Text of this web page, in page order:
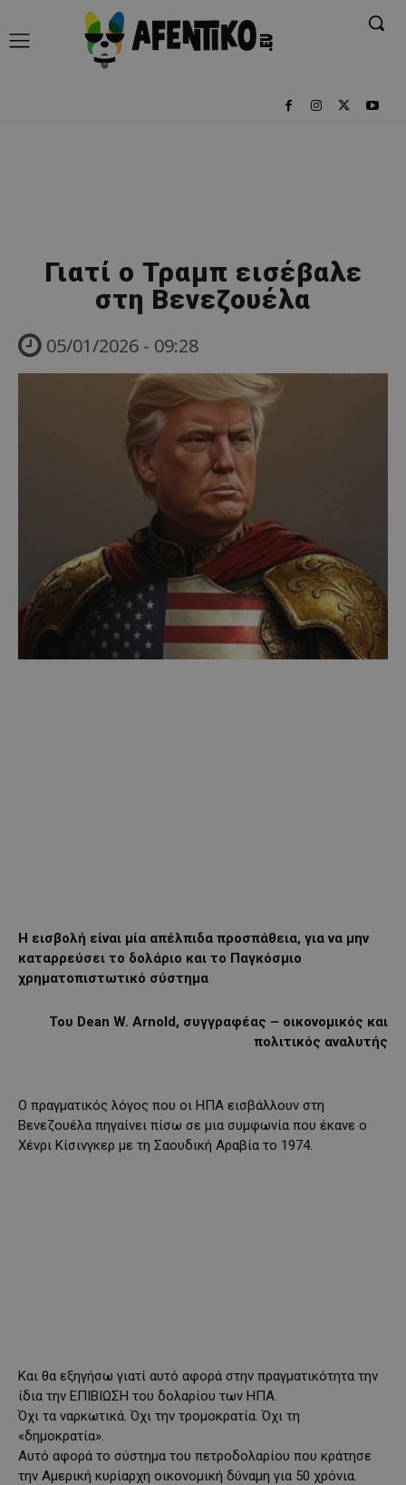
Γιατί ο Τραμπ εισέβαλε
στη Βενεζουέλα
05/01/2026 - 09:28
Η εισβολή είναι μία απέλπιδα προσπάθεια, για να μην
καταρρεύσει το δολάριο και το Παγκόσμιο
χρηματοπιστωτικό σύστημα
Του Dean W. Arnold, συγγραφέας – οικονομικός και
πολιτικός αναλυτής
Ο πραγματικός λόγος που οι ΗΠΑ εισβάλλουν στη
Βενεζουέλα πηγαίνει πίσω σε μια συμφωνία που έκανε ο
Χένρι Κίσινγκερ με τη Σαουδική Αραβία το 1974.
Και θα εξηγήσω γιατί αυτό αφορά στην πραγματικότητα την
ίδια την ΕΠΙΒΙΩΣΗ του δολαρίου των ΗΠΑ.
Όχι τα ναρκωτικά. Όχι την τρομοκρατία. Όχι τη
«δημοκρατία».
Αυτό αφορά το σύστημα του πετροδολαρίου που κράτησε
την Αμερική κυρίαρχη οικονομική δύναμη για 50 χρόνια.